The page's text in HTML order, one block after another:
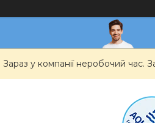
Зараз у компанії неробочий час.